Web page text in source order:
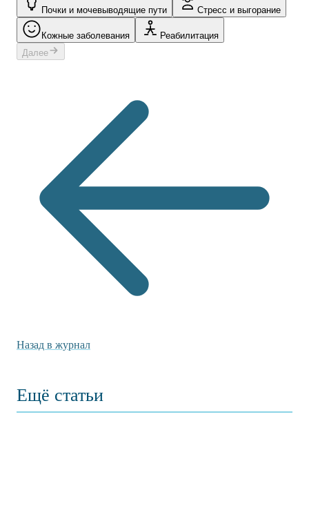
Почки и мочевыводящие пути Стресс и выгорание
Кожные заболевания
Реабилитация
Далее
Назад в журнал
Ещё статьи